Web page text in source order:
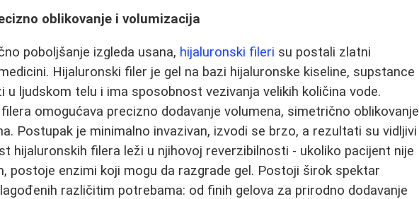
oblikovanje i volumizacija
poboljšanje izgleda usana, hijaluronski fileri su postali zlatni
Hijaluronski filer je gel na bazi hijaluronske kiseline, supstance
u ljudskom telu i ima sposobnost vezivanja velikih količina vode.
omogućava precizno dodavanje volumena, simetrično oblikovanje
Postupak je minimalno invazivan, izvodi se brzo, a rezultati su vidljivi
hijaluronskih filera leži u njihovoj reverzibilnosti - ukoliko pacijent nije
postoje enzimi koji mogu da razgrade gel. Postoji širok spektar
različitim potrebama: od finih gelova za prirodno dodavanje